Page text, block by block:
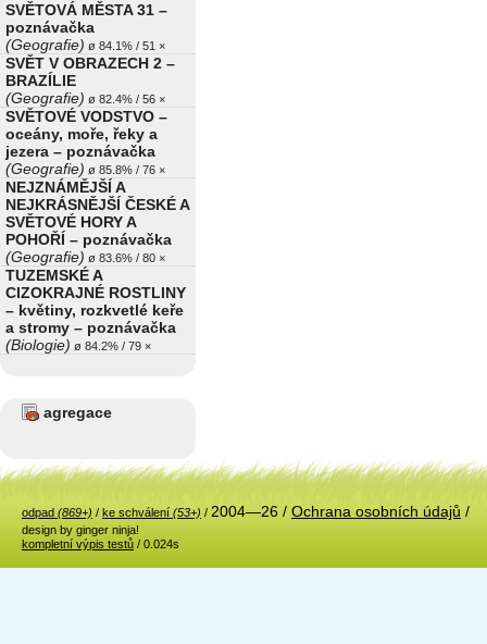
SVĚTOVÁ MĚSTA 31 –
poznávačka
(Geografie) ø 84.1% / 51 ×
SVĚT V OBRAZECH 2 –
BRAZÍLIE
(Geografie) ø 82.4% / 56 ×
SVĚTOVÉ VODSTVO –
oceány, moře, řeky a
jezera – poznávačka
(Geografie) ø 85.8% / 76 ×
NEJZNÁMĚJŠÍ A
NEJKRÁSNĚJŠÍ ČESKÉ A
SVĚTOVÉ HORY A
POHOŘÍ – poznávačka
(Geografie) ø 83.6% / 80 ×
TUZEMSKÉ A
CIZOKRAJNÉ ROSTLINY
– květiny, rozkvetlé keře
a stromy – poznávačka
(Biologie) ø 84.2% / 79 ×
agregace
odpad (869+) / ke schválení (53+) / 2004—26 / Ochrana osobních údajů /
design by ginger ninja!
kompletní výpis testů / 0.024s